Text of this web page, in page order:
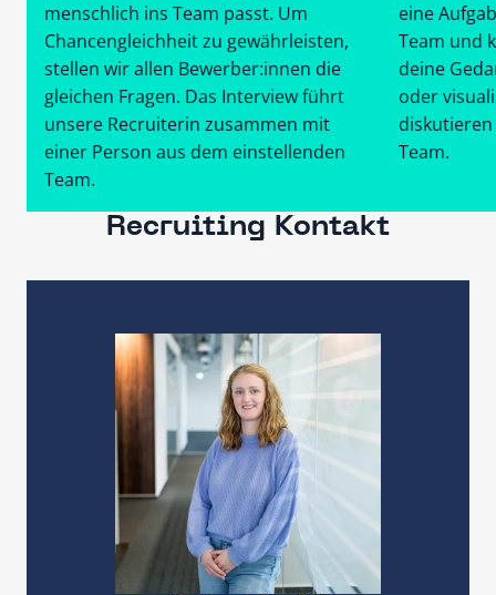
menschlich ins Team passt. Um
Chancengleichheit zu gewährleisten,
stellen wir allen Bewerber:innen die
gleichen Fragen. Das Interview führt
unsere Recruiterin zusammen mit
einer Person aus dem einstellenden
Team.
eine
Team und
deine
oder
Team.
Recruiting Kontakt